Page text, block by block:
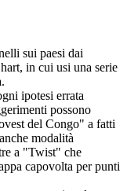
sui paesi dai
in cui usi una serie
ipotesi errata
possono
del Congo" a fatti
modalità
a "Twist" che
capovolta per punti